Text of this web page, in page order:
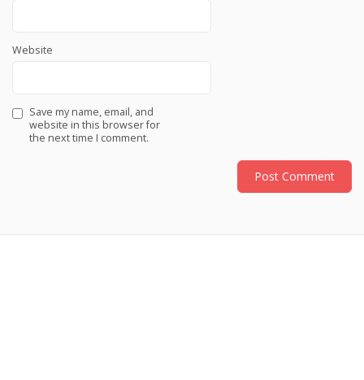
Website
Save my name, email, and
website in this browser for
the next time I comment.